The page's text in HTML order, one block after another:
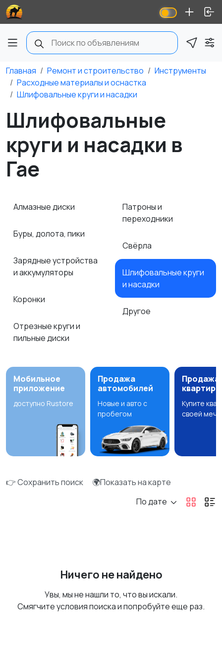
Главная Ремонт и строительство
Инструменты
Расходные материалы и оснастка
Шлифовальные круги и насадки
Шлифовальные
круги и насадки в
Гае
Алмазные диски
Буры, долота, пики
Зарядные устройства
и аккумуляторы
Коронки
Отрезные круги и
пильные диски
Патроны и
переходники
Свёрла
Шлифовальные круги
и насадки
Другое
Мобильное
приложение
доступно Rustore
Продажа
автомобилей
Новые и авто с
пробегом
Продажа
квартир
Купите
своей
👉 Сохранить поиск
🌍Показать на карте
По дате
Ничего не найдено
Увы, мы не нашли то, что вы искали.
Смягчите условия поиска и попробуйте еще раз.